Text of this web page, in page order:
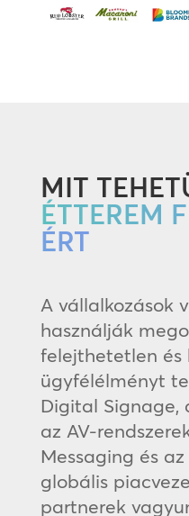
MIT
ÉTTEREM
ÉRT
A vállalkozások
használják
felejthetetlen és
ügyfélélményt
Digital Signage,
az AV-
Messaging és
globális
partnerek